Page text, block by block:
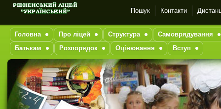
Пошук Контакти
Головна Про ліцей Структура
Самоврядування
Батькам
Розпорядок Оцінювання Вступ